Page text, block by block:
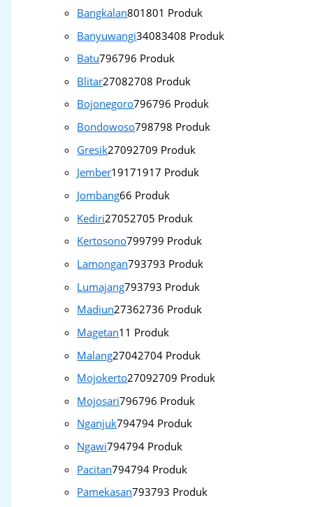
Bangkalan801801 Produk
Banyuwangi34083408 Produk
Batu796796 Produk
Blitar27082708 Produk
Bojonegoro796796 Produk
Bondowoso798798 Produk
Gresik27092709 Produk
Jember19171917 Produk
Jombang66 Produk
Kediri27052705 Produk
Kertosono799799 Produk
Lamongan793793 Produk
Lumajang793793 Produk
Madiun27362736 Produk
Magetan1 1 Produk
Malang27042704 Produk
Mojokerto27092709 Produk
Mojosari796796 Produk
Nganjuk794794 Produk
Ngawi794794 Produk
Pacitan794794 Produk
Pamekasan793793 Produk